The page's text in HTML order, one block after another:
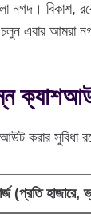
নগদ।
এবার আমরা
করার সুবিধা
(প্রতি হাজারে,